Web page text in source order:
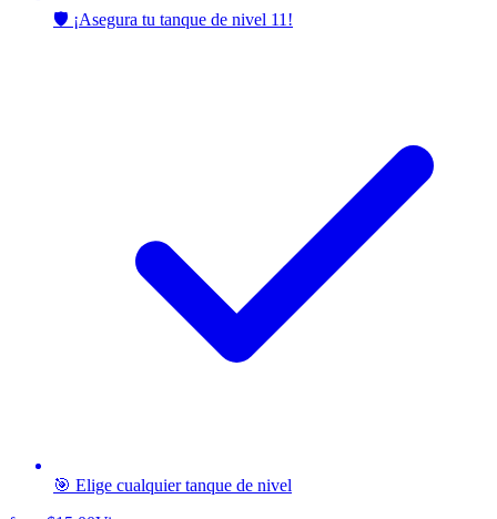
🛡️ ¡Asegura tu tanque de nivel 11!
🎯 Elige cualquier tanque de nivel